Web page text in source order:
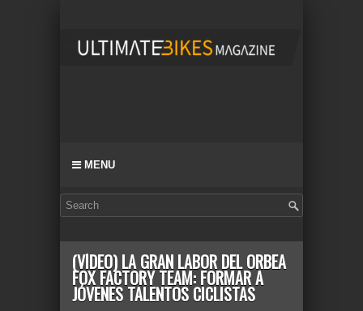
MENU
(VÍDEO) LA GRAN LABOR DEL ORBEA
FOX FACTORY TEAM: FORMAR A
JÓVENES TALENTOS CICLISTAS